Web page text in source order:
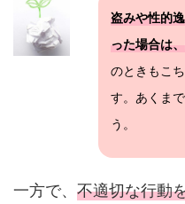
盗みや性的
った場合は
のときもこ
す。あくま
う。
一方で、 不適切な行動